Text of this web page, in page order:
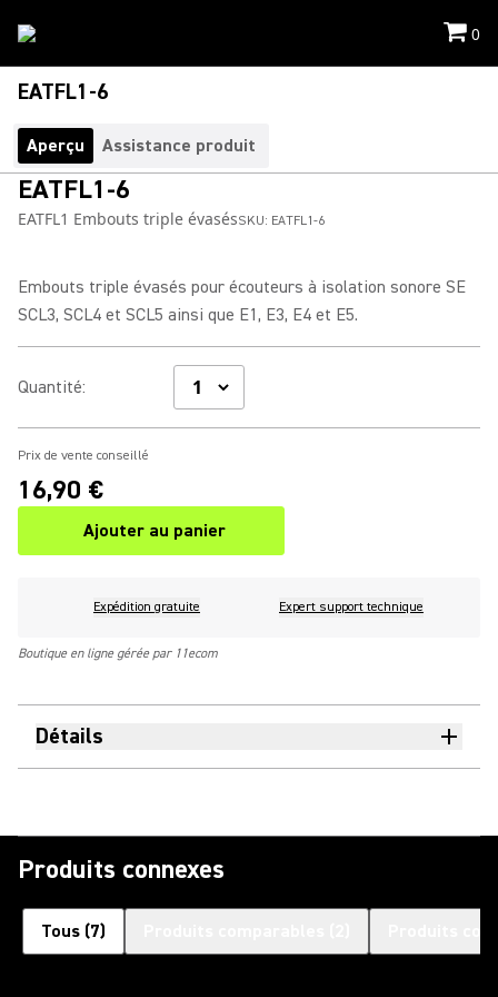
0
EATFL1-6
Aperçu Assistance produit
EATFL1-6
EATFL1 Embouts triple évasésSKU: EATFL1-6
Embouts triple évasés pour écouteurs à isolation sonore SE
SCL3, SCL4 et SCL5 ainsi que E1, E3, E4 et E5.
Quantité:
Prix de vente conseillé
16,90 €
Ajouter au panier
Expédition gratuite Expert support technique
Boutique en ligne gérée par 11ecom
Détails
Produits connexes
Tous (7)